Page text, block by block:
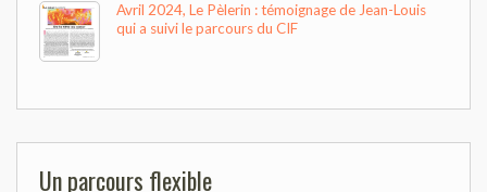
Avril 2024, Le Pèlerin : témoignage de Jean-Louis
qui a suivi le parcours du CIF
Un parcours flexible